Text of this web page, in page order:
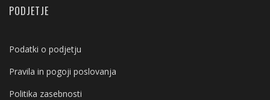
PODJETJE
Podatki o podjetju
Pravila in pogoji poslovanja
Politika zasebnosti